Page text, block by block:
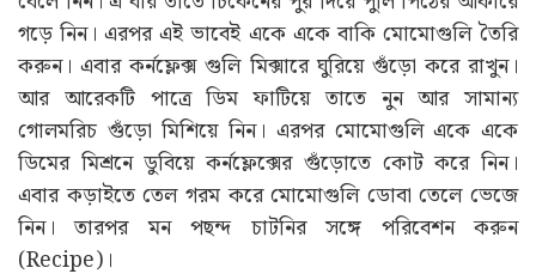
গড়ে নিন। এরপর এই ভাবেই একে একে বাকি মোমোগুলি তৈরি
করুন। এবার কর্নফ্লেক্স গুলি মিক্সারে ঘুরিয়ে গুঁড়ো করে রাখুন।
আর আরেকটি পাত্রে ডিম ফাটিয়ে তাতে নুন আর সামান্য
গোলমরিচ গুঁড়ো মিশিয়ে নিন। এরপর মোমোগুলি একে একে
ডিমের মিশ্রনে ডুবিয়ে কর্নফ্লেক্সের গুঁড়োতে কোট করে নিন।
এবার কড়াইতে তেল গরম করে মোমোগুলি ডোবা তেলে ভেজে
নিন। তারপর মন পছন্দ চাটনির সঙ্গে পরিবেশন করুন
(Recipe)।